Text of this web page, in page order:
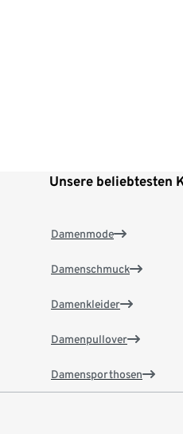
Unsere beliebtesten
Damenmode
Damenschmuck
Damenkleider
Damenpullover
Damensporthosen